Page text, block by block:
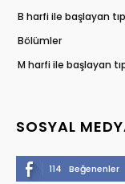
B harfi ile başlayan
Bölümler
M harfi ile başlayan
SOSYAL
114 Beğenenler